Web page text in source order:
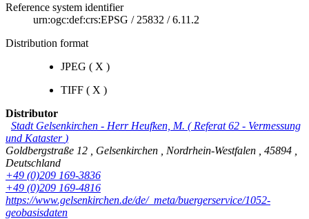
Reference system identifier
urn:ogc:def:crs:EPSG / 25832 /6.11.2
Distribution format
JPEG ( X )
TIFF ( X )
Distributor
Stadt Gelsenkirchen - Herr Heufken, M. ( Referat 62 - Vermessung
und Kataster )
Goldbergstraße 12
Gelsenkirchen Nordrhein-Westfalen 45894
Deutschland
+49 (0)209 169-3836
+49 (0)209 169-4816
https://www.gelsenkirchen.de/de/_meta/buergerservice/1052-
geobasisdaten